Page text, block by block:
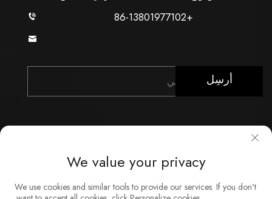
+86-13801977102
أرسِل
حقوق النشر © شركة شنغهاي Xunzhong للصناعة المحدودة.
جميع الحقوق محفوظة
We value your privacy
We use cookies and similar tools to provide our services. If you don't